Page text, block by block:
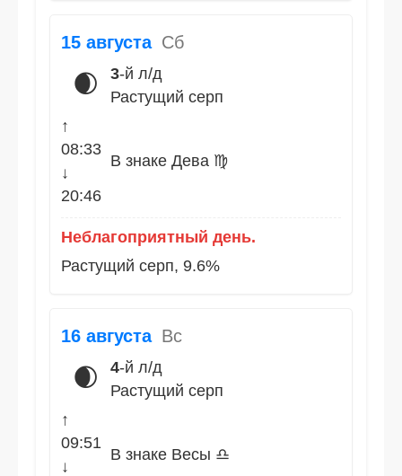
15 августа Сб
🌒 3-й л/д
Растущий серп
↑
08:33
↓
20:46
В знаке Дева ♍
Неблагоприятный день.
Растущий серп, 9.6%
16 августа Вс
🌒 4-й л/д
Растущий серп
↑
09:51
↓
В знаке Весы ♎